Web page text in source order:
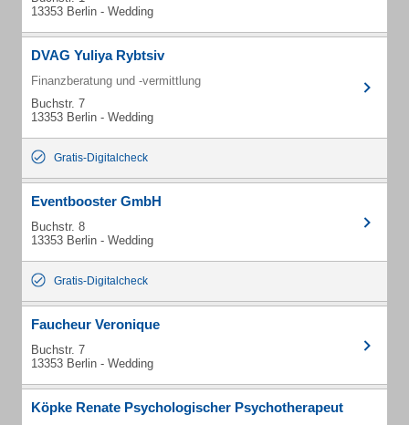
13353 Berlin - Wedding
DVAG Yuliya Rybtsiv
Finanzberatung und -vermittlung
Buchstr. 7
13353 Berlin - Wedding
Gratis-Digitalcheck
Eventbooster GmbH
Buchstr. 8
13353 Berlin - Wedding
Gratis-Digitalcheck
Faucheur Veronique
Buchstr. 7
13353 Berlin - Wedding
Köpke Renate Psychologischer Psychotherapeut